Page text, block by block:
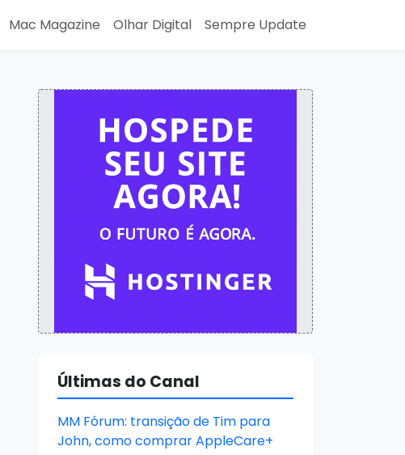
Mac Magazine Olhar Digital Sempre Update
Últimas do Canal
MM Fórum: transição de Tim para
John, como comprar AppleCare+